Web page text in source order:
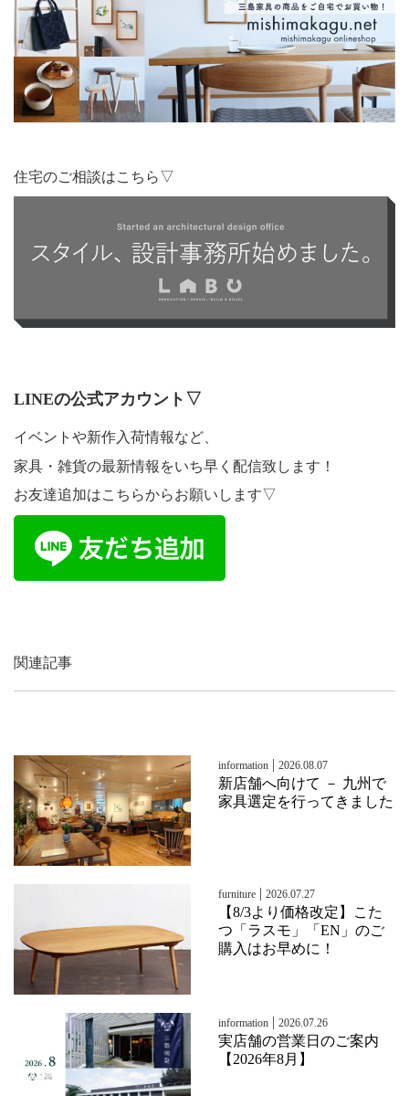
住宅のご相談はこちら▽
LINEの公式アカウント▽
イベントや新作入荷情報など、
家具・雑貨の最新情報をいち早く配信致します！
お友達追加はこちらからお願いします▽
関連記事
information | 2026.08.07
新店舗へ向けて － 九州で
家具選定を行ってきました
furniture | 2026.07.27
【8/3より価格改定】こた
つ「ラスモ」「EN」のご
購入はお早めに！
information | 2026.07.26
実店舗の営業日のご案内
【2026年8月】